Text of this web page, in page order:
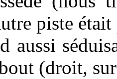
piste
aussi
(droit,